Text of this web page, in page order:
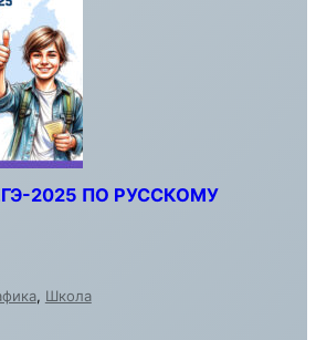
2025 ПО РУССКОМУ
, Школа